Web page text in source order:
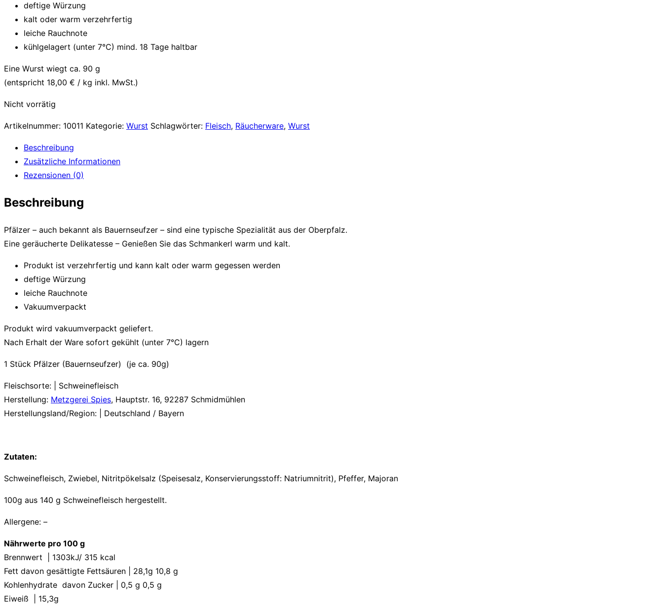
deftige Würzung
kalt oder warm verzehrfertig
leiche Rauchnote
kühlgelagert (unter 7°C) mind. 18 Tage haltbar
Eine Wurst wiegt ca. 90 g
(entspricht 18,00 € / kg inkl. MwSt.)
Nicht vorrätig
Artikelnummer: 10011 Kategorie: Wurst Schlagwörter: Fleisch, Räucherware, Wurst
Beschreibung
Zusätzliche Informationen
Rezensionen (0)
Beschreibung
Pfälzer – auch bekannt als Bauernseufzer – sind eine typische Spezialität aus der Oberpfalz.
Eine geräucherte Delikatesse – Genießen Sie das Schmankerl warm und kalt.
Produkt ist verzehrfertig und kann kalt oder warm gegessen werden
deftige Würzung
leiche Rauchnote
Vakuumverpackt
Produkt wird vakuumverpackt geliefert.
Nach Erhalt der Ware sofort gekühlt (unter 7°C) lagern
1 Stück Pfälzer (Bauernseufzer) (je ca. 90g)
Fleischsorte: | Schweinefleisch
Herstellung: Metzgerei Spies, Hauptstr. 16, 92287 Schmidmühlen
Herstellungsland/Region: | Deutschland / Bayern
Zutaten:
Schweinefleisch, Zwiebel, Nitritpökelsalz (Speisesalz, Konservierungsstoff: Natriumnitrit), Pfeffer, Majoran
100g aus 140 g Schweinefleisch hergestellt.
Allergene: –
Nährwerte pro 100 g
Brennwert | 1303kJ/ 315 kcal
Fett davon gesättigte Fettsäuren | 28,1g 10,8 g
Kohlenhydrate davon Zucker | 0,5 g 0,5 g
Eiweiß | 15,3g